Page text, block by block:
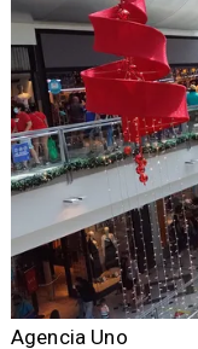
Agencia Uno